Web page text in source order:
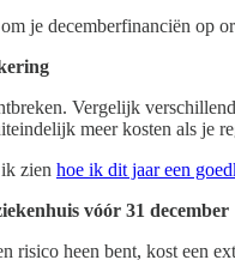
je decemberfinanciën op
Vergelijk
meer kosten als je
zien hoe ik dit jaar een
vóór 31 december
risico heen bent, kost een